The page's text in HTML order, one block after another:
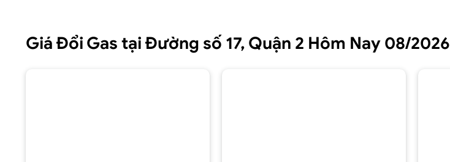
Giá Đổi Gas tại Đường số 17, Quận 2 Hôm Nay 08/2026